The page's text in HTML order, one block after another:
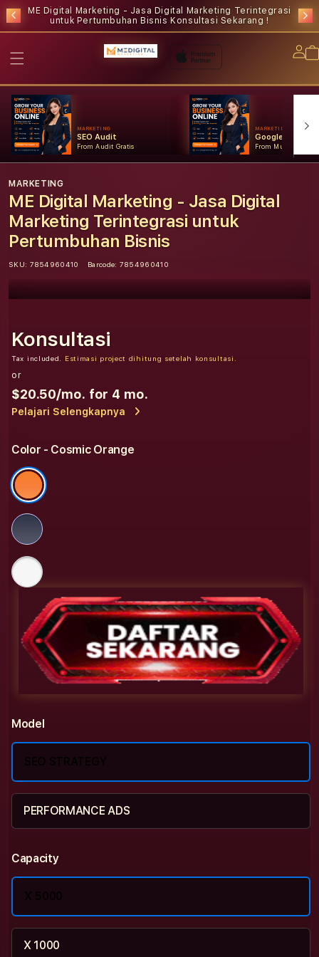
ME Digital Marketing - Jasa Digital Marketing Terintegrasi
untuk Pertumbuhan Bisnis Konsultasi Sekarang !
MARKETING
SEO Audit
From Audit Gratis
MARKETING
Google Ads
From Mulai
MARKETING
ME Digital Marketing - Jasa Digital
Marketing Terintegrasi untuk
Pertumbuhan Bisnis
SKU: 7854960410 Barcode: 7854960410
Konsultasi
Tax included. Estimasi project dihitung setelah konsultasi.
or
$20.50/mo. for 4 mo.
Pelajari Selengkapnya
Color - Cosmic Orange
Model
SEO STRATEGY
PERFORMANCE ADS
Capacity
X 5000
X 1000